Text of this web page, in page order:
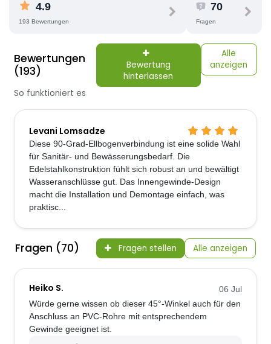
4.9
193 Bewertungen
70
Fragen
Bewertungen
(193)
Bewertung
hinterlassen
Alle
anzeigen
So funktioniert es
Levani Lomsadze
Diese 90-Grad-Ellbogenverbindung ist eine solide Wahl
für Sanitär- und Bewässerungsbedarf. Die
Edelstahlkonstruktion fühlt sich robust an und bewältigt
Wasseranschlüsse gut. Das Innengewinde-Design
macht die Installation und Demontage einfach, was
praktisc...
Fragen (70) Fragen stellen Alle anzeigen
Heiko S.
06 Jul
Würde gerne wissen ob dieser 45°-Winkel auch für den
Anschluss an PVC-Rohre mit entsprechendem
Gewinde geeignet ist.